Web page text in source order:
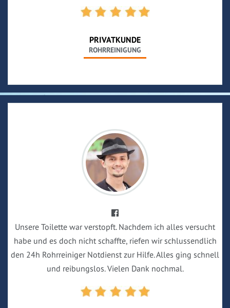
PRIVATKUNDE
ROHRREINIGUNG
Unsere Toilette war verstopft. Nachdem ich alles versucht
habe und es doch nicht schaffte, riefen wir schlussendlich
den 24h Rohrreiniger Notdienst zur Hilfe. Alles ging schnell
und reibungslos. Vielen Dank nochmal.